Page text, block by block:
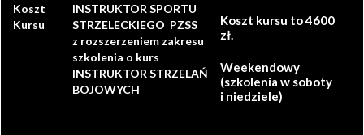
Koszt
Kursu
INSTRUKTOR SPORTU
STRZELECKIEGO PZSS
z rozszerzeniem zakresu
szkolenia o kurs
INSTRUKTOR STRZELAŃ
BOJOWYCH
Koszt kursu to 4600
zł.
Weekendowy
(szkolenia w soboty
i niedziele)